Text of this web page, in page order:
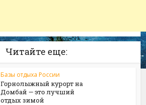
Читайте еще:
Базы отдыха России
Горнолыжный курорт на
Домбай — это лучший
отдых зимой